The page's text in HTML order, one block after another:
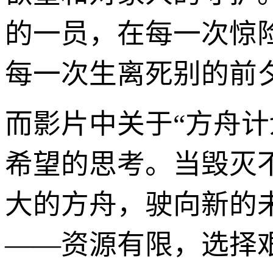
的一员，在每一次惊
每一次生离死别的前
而影片中关于“方舟
希望的思考。当毁灭
大的方舟，驶向新的
——资源有限，选择